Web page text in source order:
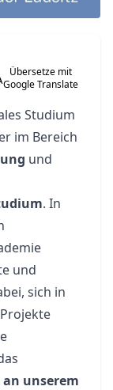
Übersetze mit
Google Translate
Studium
im Bereich
und
. In
und
sich in
an unserem